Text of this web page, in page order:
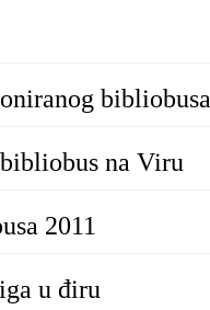
bibliobusa
na Viru
2011
u điru